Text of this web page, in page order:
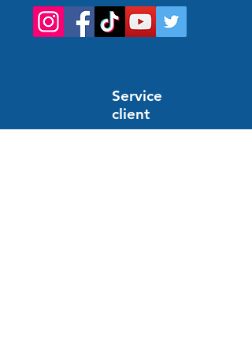
Service
client